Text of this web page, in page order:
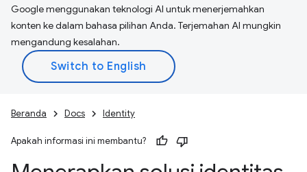
Google menggunakan teknologi AI untuk menerjemahkan
konten ke dalam bahasa pilihan Anda. Terjemahan AI mungkin
mengandung kesalahan.
Beranda Docs Identity
Apakah informasi ini membantu?